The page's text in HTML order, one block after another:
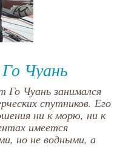
Чуань
Го Чуань занимался
спутников. Его
ни к морю, ни к
имеется
но не водными, а